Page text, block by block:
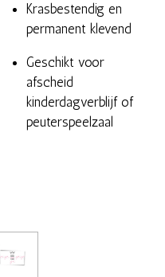
Krasbestendig en
permanent klevend
Geschikt voor
afscheid
kinderdagverblijf of
peuterspeelzaal